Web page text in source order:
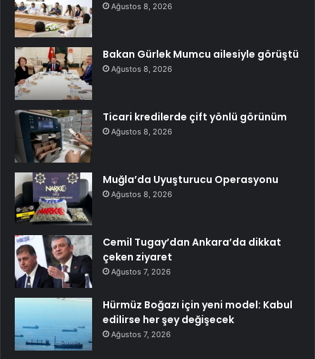
Ağustos 8, 2026
Bakan Gürlek Mumcu ailesiyle görüştü
Ağustos 8, 2026
Ticari kredilerde çift yönlü görünüm
Ağustos 8, 2026
Muğla’da Uyuşturucu Operasyonu
Ağustos 8, 2026
Cemil Tugay’dan Ankara’da dikkat
çeken ziyaret
Ağustos 7, 2026
Hürmüz Boğazı için yeni model: Kabul
edilirse her şey değişecek
Ağustos 7, 2026